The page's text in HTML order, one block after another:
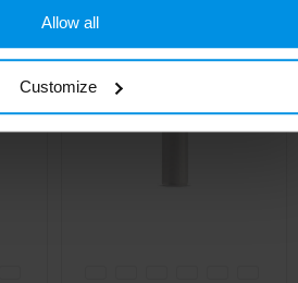
Allow all
Customize